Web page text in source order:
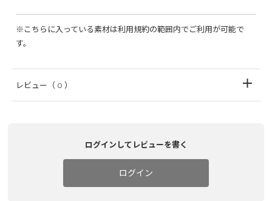
※こちらに入っている素材は利用規約の範囲内でご利用が可能で
す。
レビュー （ 0 ）
ログインしてレビューを書く
ログイン